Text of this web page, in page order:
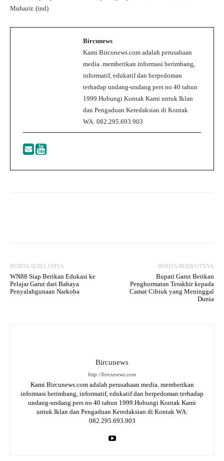
Muhazir. (ind)
Bircunews
Kami Bircunews.com adalah perusahaan
media. memberikan informasi berimbang,
informatif, edukatif dan berpedoman
terhadap undang-undang pers no 40 tahun
1999.Hubungi Kontak Kami untuk Iklan
dan Pengaduan Keredaksian di Kontak
WA: 082.295.693.903
BERITA SEBELUMYA
WN88 Siap Berikan Edukasi ke
Pelajar Garut dari Bahaya
Penyalahgunaan Narkoba
BERITA BERIKUTNYA
Bupati Garut Berikan
Penghormatan Terakhir kepada
Camat Cibiuk yang Meninggal
Dunia
Bircunews
http://bircunews.com
Kami Bircunews.com adalah perusahaan media. memberikan
informasi berimbang, informatif, edukatif dan berpedoman terhadap
undang-undang pers no 40 tahun 1999.Hubungi Kontak Kami
untuk Iklan dan Pengaduan Keredaksian di Kontak WA:
082.295.693.903